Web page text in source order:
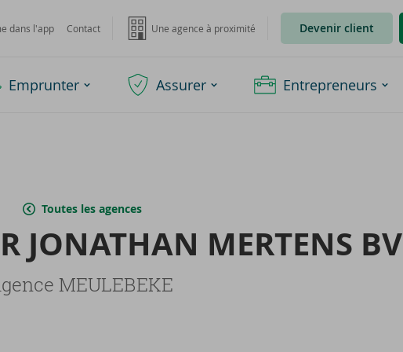
dans l'app Contact Une agence à proximité Devenir client
Emprunter Assurer Entrepreneurs
Toutes les agences
JO­NA­THAN MER­TENS BV
MEULEBEKE